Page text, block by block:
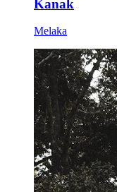
Kanak
Melaka